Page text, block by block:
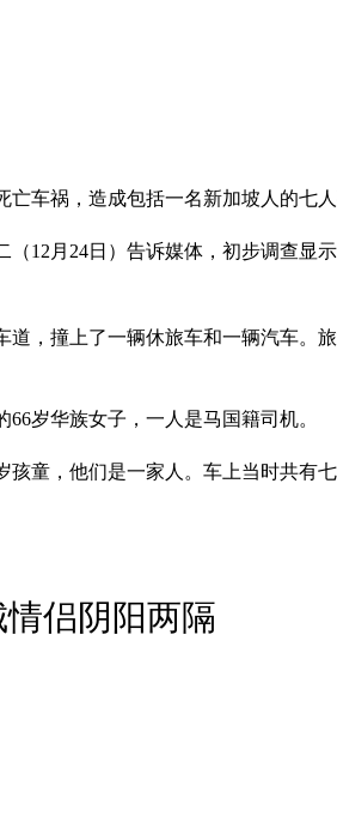
车祸，造成包括一名新加坡人的七
12月24日）告诉媒体，初步调查
，撞上了一辆休旅车和一辆汽车。
岁华族女子，一人是马国籍司机。
童，他们是一家人。车上当时共有七
侣阴阳两隔